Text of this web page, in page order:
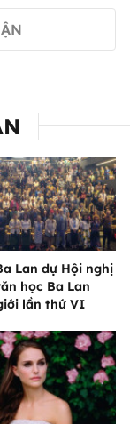
Lan dự Hội nghị
học Ba Lan
lần thứ VI